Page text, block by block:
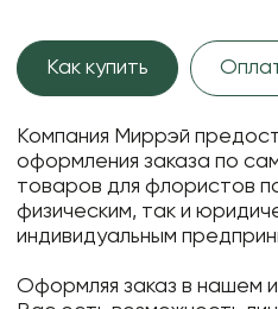
Как купить
Компания Миррэй
оформления заказа по
товаров для флористов
физическим, так и
индивидуальным
Оформляя заказ в нашем